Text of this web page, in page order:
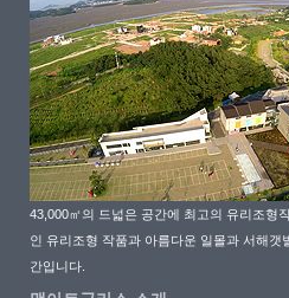
43,000㎡의 드넓은 공간에 최고의 유리조형
인 유리조형 작품과 아름다운 일몰과 서해갯
간입니다.